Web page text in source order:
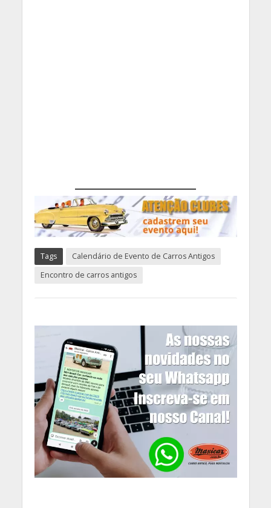
Tags
Calendário de Evento de Carros Antigos
Encontro de carros antigos